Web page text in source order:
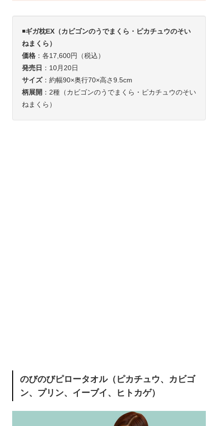
◾️ギガ枕EX（カビゴンのうでまくら・ピカチュウのそい
ねまくら）
価格：各17,600円（税込）
発売日 ：10月20日
サイズ：約幅90×奥行70×高さ9.5cm
柄展開 ：2種（カビゴンのうでまくら・ピカチュウのそい
ねまくら）
のびのびピロータオル（ピカチュウ、カビゴ
ン、プリン、イーブイ、ヒトカゲ）